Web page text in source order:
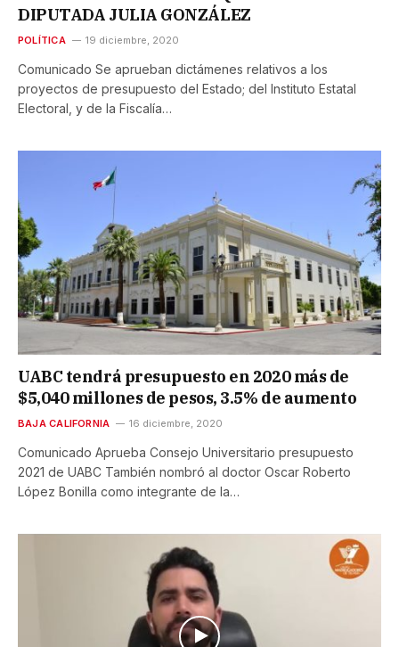
DIPUTADA JULIA GONZÁLEZ
POLÍTICA 19 diciembre, 2020
Comunicado Se aprueban dictámenes relativos a los
proyectos de presupuesto del Estado; del Instituto Estatal
Electoral, y de la Fiscalía…
UABC tendrá presupuesto en 2020 más de
$5,040 millones de pesos, 3.5% de aumento
BAJA CALIFORNIA 16 diciembre, 2020
Comunicado Aprueba Consejo Universitario presupuesto
2021 de UABC También nombró al doctor Oscar Roberto
López Bonilla como integrante de la…